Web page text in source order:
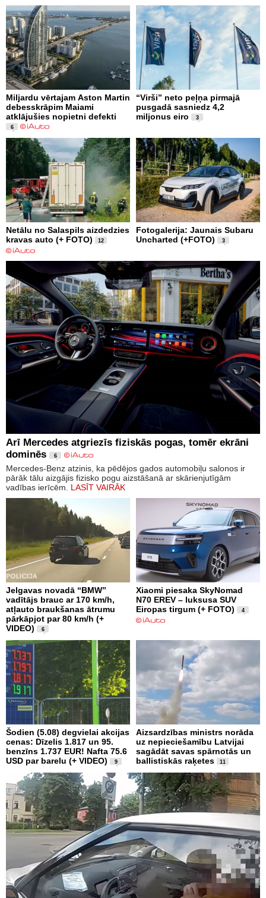
Miljardu vērtajam Aston Martin
debesskrāpim Maiami
atklājušies nopietni defekti
6
“Virši” neto peļņa pirmajā
pusgadā sasniedz 4,2
miljonus eiro
3
Netālu no Salaspils aizdedzies
kravas auto (+ FOTO)
12
Fotogalerija: Jaunais Subaru
Uncharted (+FOTO)
3
Arī Mercedes atgriezīs fiziskās pogas, tomēr ekrāni
dominēs
6
Mercedes-Benz atzinis, ka pēdējos gados automobiļu salonos ir
pārāk tālu aizgājis fizisko pogu aizstāšanā ar skārienjutīgām
vadības ierīcēm. LASĪT VAIRĀK
Jelgavas novadā “BMW”
vadītājs brauc ar 170 km/h,
atļauto braukšanas ātrumu
pārkāpjot par 80 km/h (+
VIDEO)
6
Xiaomi piesaka SkyNomad
N70 EREV – luksusa SUV
Eiropas tirgum (+ FOTO)
4
Šodien (5.08) degvielai akcijas
cenas: Dīzelis 1.817 un 95.
benzīns 1.737 EUR! Nafta 75.6
USD par barelu (+ VIDEO)
9
Aizsardzības ministrs norāda
uz nepieciešamību Latvijai
sagādāt savas spārnotās un
ballistiskās raķetes
11